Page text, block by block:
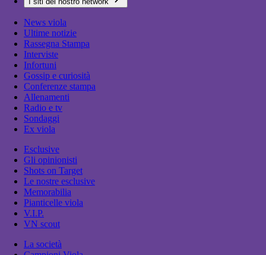
News viola
Ultime notizie
Rassegna Stampa
Interviste
Infortuni
Gossip e curiosità
Conferenze stampa
Allenamenti
Radio e tv
Sondaggi
Ex viola
Esclusive
Gli opinionisti
Shots on Target
Le nostre esclusive
Memorabilia
Pianticelle viola
V.I.P.
VN scout
La società